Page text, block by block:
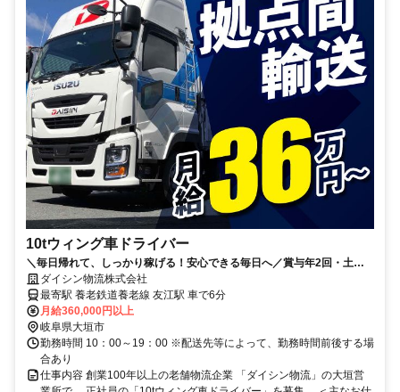
10tウィング車ドライバー
＼毎日帰れて、しっかり稼げる！安心できる毎日へ／賞与年2回・土日
祝休み・歴史ある総合物流企業
ダイシン物流株式会社
最寄駅 養老鉄道養老線 友江駅 車で6分
月給360,000円以上
岐阜県大垣市
勤務時間 10：00～19：00 ※配送先等によって、勤務時間前後する場
合あり
仕事内容 創業100年以上の老舗物流企業 「ダイシン物流」の大垣営